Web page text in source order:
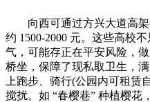
向西可通过方兴大道高架
约 1500-2000 元。这些高校
气，可能存正在平安风险，
桥坐，保障了现私取卫生，
上跑步、骑行(公园内可租赁
搅扰。如 “春樱巷” 种植樱花